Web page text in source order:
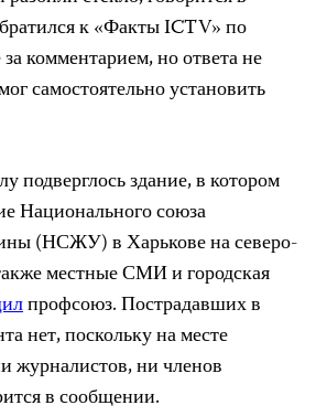
к «Факты ICTV» по
комментарием, но ответа не
самостоятельно установить
подверглось здание, в котором
Национального союза
(НСЖУ) в Харькове на северо-
местные СМИ и городская
профсоюз. Пострадавших в
нет, поскольку на месте
журналистов, ни членов
в сообщении.